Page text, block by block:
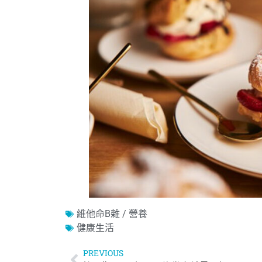
維他命B雜 / 營養
健康生活
PREVIOUS